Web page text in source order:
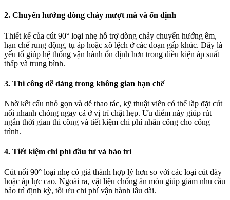
2. Chuyển hướng dòng chảy mượt mà và ổn định
Thiết kế của cút 90° loại nhẹ hỗ trợ dòng chảy chuyển hướng êm,
hạn chế rung động, tụ áp hoặc xô lệch ở các đoạn gấp khúc. Đây là
yếu tố giúp hệ thống vận hành ổn định hơn trong điều kiện áp suất
thấp và trung bình.
3. Thi công dễ dàng trong không gian hạn chế
Nhờ kết cấu nhỏ gọn và dễ thao tác, kỹ thuật viên có thể lắp đặt cút
nối nhanh chóng ngay cả ở vị trí chật hẹp. Ưu điểm này giúp rút
ngắn thời gian thi công và tiết kiệm chi phí nhân công cho công
trình.
4. Tiết kiệm chi phí đầu tư và bảo trì
Cút nối 90° loại nhẹ có giá thành hợp lý hơn so với các loại cút dày
hoặc áp lực cao. Ngoài ra, vật liệu chống ăn mòn giúp giảm nhu cầu
bảo trì định kỳ, tối ưu chi phí vận hành lâu dài.